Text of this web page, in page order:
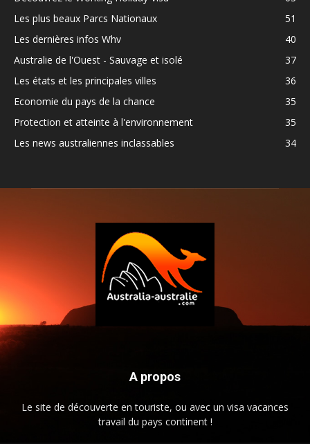
Les plus beaux Parcs Nationaux
51
Les dernières infos Whv
40
Australie de l'Ouest - Sauvage et isolé
37
Les états et les principales villes
36
Economie du pays de la chance
35
Protection et atteinte à l'environnement
35
Les news australiennes inclassables
34
A propos
Le site de découverte en touriste, ou avec un visa vacances
travail du pays continent !